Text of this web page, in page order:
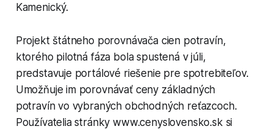
Kamenický.
Projekt štátneho porovnávača cien potravín,
ktorého pilotná fáza bola spustená v júli,
predstavuje portálové riešenie pre spotrebiteľov.
Umožňuje im porovnávať ceny základných
potravín vo vybraných obchodných reťazcoch.
Používatelia stránky www.cenyslovensko.sk si